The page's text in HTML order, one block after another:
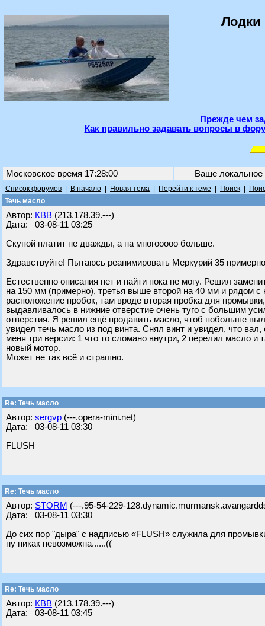
Лодки
Прежде чем
Как правильно задавать вопросы в
Московское время 17:28:00 Ваше
Список форумов В начало Новая тема Перейти к теме Поиск
Течь масло
Автор: КВВ (213.178.39.---)
Дата: 03-08-11 03:25
Скупой платит не дважды, а на многооооо больше.
Здравствуйте! Пытаюсь реанимировать Меркурий 35
Естественно описания нет и найти пока не могу. Решил
на 150 мм (примерно), третья выше второй на 40 мм и рядом с
расположение пробок, там вроде вторая пробка для
выдавливалось в нижние отверстие очень туго с большим
отверстия. Я решил ещё продавить масло, чтоб побольше
увидел течь масло из под винта. Снял винт и увидел, что
меня три версии: 1 что то сломано внутри, 2 перелил масло и
новый мотор.
Может не так всё и страшно.
Re: Течь масло
Автор: sergvp (---.opera-mini.net)
Дата: 03-08-11 03:30
FLUSH
Re: Течь масло
Автор: STORM (---.95-54-229-
Дата: 03-08-11 03:30
До сих пор "дыра" с надписью «FLUSH» служила для
ну никак невозможна......((
Re: Течь масло
Автор: КВВ (213.178.39.---)
Дата: 03-08-11 03:45